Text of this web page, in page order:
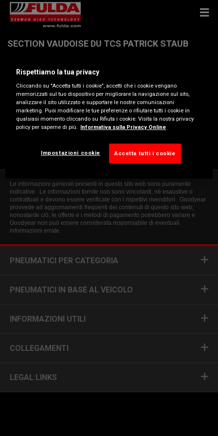
SECTION VAUDOISE DU TCS PATRICK STAUB
ROUTE DE DIZY 4 , 1304 COSSONAY
Ottieni indicazioni
Visualizza numero di telefono
Le informazioni generali presenti in questo sito web sono puramente
indicative. Le informazioni fornite non sono vincolanti, né esaustive o
contrattuali e devono essere verificate con i rispettivi rivenditori. Goodyear
provvede ad aggiornamenti frequenti dei contenuti di questo sito web;
nonostante ciò, le offerte e i metodi di pagamento potrebbero variare e
Goodyear non può essere considerata responsabile di eventuali
informazioni errate.
PNEUMATICI PER CATEGORIA
PNEUMATICI IN BASE AL VEICOLO
INFORMAZIONI UTILI
COLLEGAMENTI
LEGAL LINKS
Rispettiamo la tua privacy
Cliccando su "Accetta tutti i cookie", accetti che i cookie vengano
memorizzati sul tuo dispositivo per migliorare la navigazione sul sito,
analizzare il sito utilizzato e supportare le nostre comunicazioni
marketing. Puoi modificare le tue preferenze o rifiutare tutti i cookie in
qualsiasi momento cliccando su Rifiuta i cookie. Visita la nostra privacy
policy per saperne di più. Informativa sulla Privacy Online
Impostazioni cookie Accetta tutti i cookie